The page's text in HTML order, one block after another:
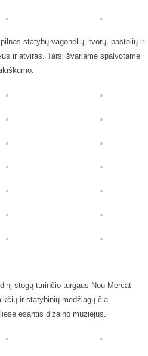
statybų vagonėlių, tvorų, pastolių ir
ir atviras. Tarsi švariame spalvotame
stogą turinčio turgaus Nou Mercat
ir statybinių medžiagų čia
esantis dizaino muziejus.